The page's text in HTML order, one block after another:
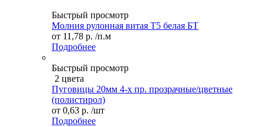
Быстрый просмотр
Молния рулонная витая Т5 белая БТ
от 11,78 р. /п.м
Подробнее
Быстрый просмотр
2 цвета
Пуговицы 20мм 4-х пр. прозрачные/цветные
(полистирол)
от 0,63 р. /шт
Подробнее